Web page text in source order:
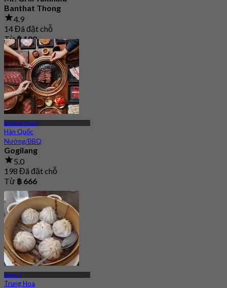
Banthat Thong
4.9
14 Đã đặt chỗ
Từ฿ 190
Banthat Thong
Hàn Quốc
Nướng/BBQ
Gogilang
5.0
198 Đã đặt chỗ
Từ ฿ 666
Rama 4
Trung Hoa